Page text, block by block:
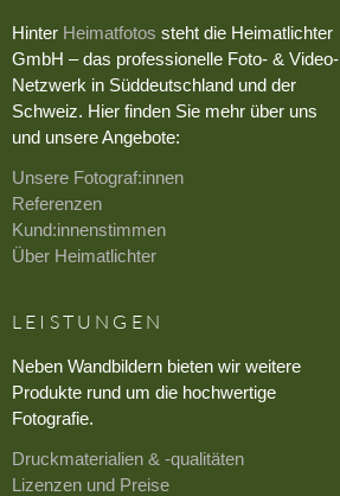
Hinter Heimatfotos steht die Heimatlichter
GmbH – das professionelle Foto- & Video-
Netzwerk in Süddeutschland und der
Schweiz. Hier finden Sie mehr über uns
und unsere Angebote:
Unsere Fotograf:innen
Referenzen
Kund:innenstimmen
Über Heimatlichter
LEISTUNGEN
Neben Wandbildern bieten wir weitere
Produkte rund um die hochwertige
Fotografie.
Druckmaterialien & -qualitäten
Lizenzen und Preise